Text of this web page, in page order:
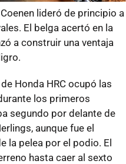
lideró de principio a
El belga acertó en la
a construir una ventaja
Honda HRC ocupó las
los primeros
segundo por delante de
aunque fue el
la pelea por el podio. El
hasta caer al sexto